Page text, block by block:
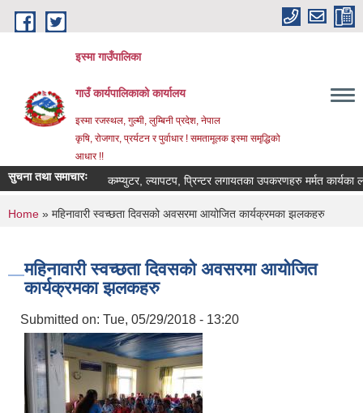
Skip to main content
इस्मा गाउँपालिका
गाउँ कार्यपालिकाको कार्यालय
इस्मा रजस्थल, गुल्मी, लुम्बिनी प्रदेश, नेपाल
कृषि, रोजगार, प्रर्यटन र पुर्वाधार ! समतामूलक इस्मा समृद्धिको
आधार !!
सुचना तथा समाचारःकम्प्युटर, ल्यापटप, प्रिन्टर लगायतका उपकरणहरु मर्मत कार्यका लागि
You are here
Home » महिनावारी स्वच्छता दिवसको अवसरमा आयोजित कार्यक्रमका झलकहरु
महिनावारी स्वच्छता दिवसको अवसरमा आयोजित
कार्यक्रमका झलकहरु
Submitted on: Tue, 05/29/2018 - 13:20